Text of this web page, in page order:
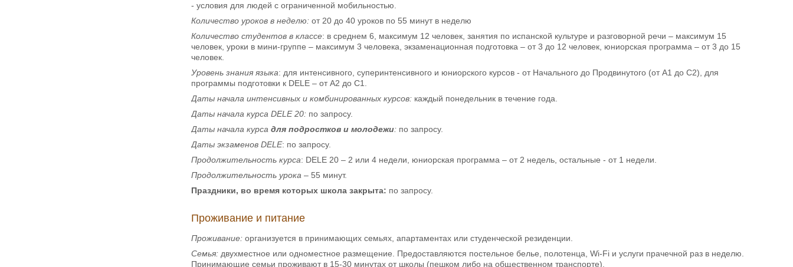
- условия для людей с ограниченной мобильностью.
Количество уроков в неделю: от 20 до 40 уроков по 55 минут в неделю
Количество студентов в классе: в среднем 6, максимум 12 человек, занятия по испанской культуре и разговорной речи – максимум 15
человек, уроки в мини-группе – максимум 3 человека, экзаменационная подготовка – от 3 до 12 человек, юниорская программа – от 3 до 15
человек.
Уровень знания языка: для интенсивного, суперинтенсивного и юниорского курсов - от Начального до Продвинутого (от А1 до С2), для
программы подготовки к DELE – от А2 до С1.
Даты начала интенсивных и комбинированных курсов: каждый понедельник в течение года.
Даты начала курса DELE20: по запросу.
Даты начала курса для подростков и молодежи: по запросу.
Даты экзаменов DELE: по запросу.
Продолжительность курса: DELE 20 – 2 или 4 недели, юниорская программа – от 2 недель, остальные - от 1 недели.
Продолжительность урока – 55 минут.
Праздники, во время которых школа закрыта: по запросу.
Проживание и питание
Проживание: организуется в принимающих семьях, апартаментах или студенческой резиденции.
Семья: двухместное или одноместное размещение. Предоставляются постельное белье, полотенца, Wi-Fi и услуги прачечной раз в неделю.
Принимающие семьи проживают в 15-30 минутах от школы (пешком либо на общественном транспорте).